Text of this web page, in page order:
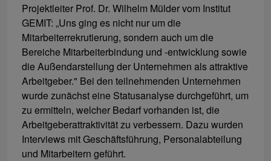
Projektleiter Prof. Dr. Wilhelm Mülder vom Institut
GEMIT: „Uns ging es nicht nur um die
Mitarbeiterrekrutierung, sondern auch um die
Bereiche Mitarbeiterbindung und -entwicklung sowie
die Außendarstellung der Unternehmen als attraktive
Arbeitgeber." Bei den teilnehmenden Unternehmen
wurde zunächst eine Statusanalyse durchgeführt, um
zu ermitteln, welcher Bedarf vorhanden ist, die
Arbeitgeberattraktivität zu verbessern. Dazu wurden
Interviews mit Geschäftsführung, Personalabteilung
und Mitarbeitern geführt.